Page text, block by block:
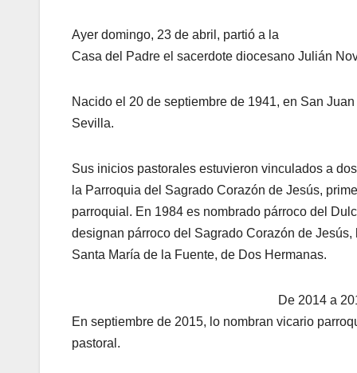
Ayer domingo, 23 de abril, partió a la
Casa del Padre el sacerdote diocesano Julián
Nacido el 20 de septiembre de 1941, en San
Sevilla.
Sus inicios pastorales estuvieron vinculados a
la Parroquia del Sagrado Corazón de Jesús,
parroquial. En 1984 es nombrado párroco del
designan párroco del Sagrado Corazón de
Santa María de la Fuente, de Dos Hermanas.
De 2014 a
En septiembre de 2015, lo nombran vicario
pastoral.